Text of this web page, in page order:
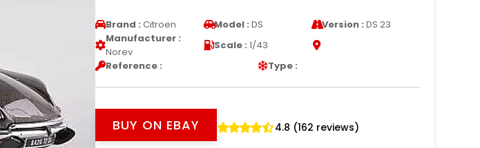
Brand : Citroen Model : DS Version : DS 23
Manufacturer :
Norev
Scale : 1/43
Reference :
Type :
BUY ON EBAY 4.8 (162 reviews)